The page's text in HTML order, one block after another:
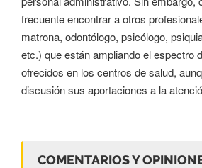
frecuente encontrar a otros
matrona, odontólogo, psicólogo,
etc.) que están ampliando el espectro
ofrecidos en los centros de salud,
discusión sus aportaciones a la
COMENTARIOS Y